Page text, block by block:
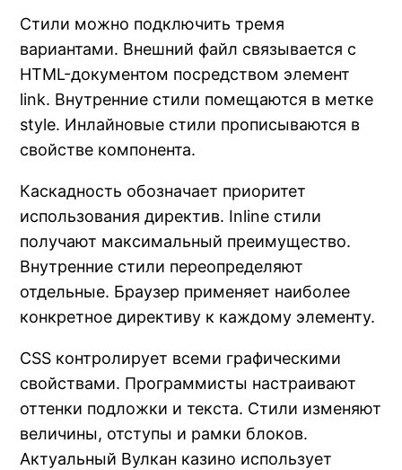
Стили можно подключить тремя
вариантами. Внешний файл связывается с
HTML-документом посредством элемент
link. Внутренние стили помещаются в метке
style. Инлайновые стили прописываются в
свойстве компонента.
Каскадность обозначает приоритет
использования директив. Inline стили
получают максимальный преимущество.
Внутренние стили переопределяют
отдельные. Браузер применяет наиболее
конкретное директиву к каждому элементу.
CSS контролирует всеми графическими
свойствами. Программисты настраивают
оттенки подложки и текста. Стили изменяют
величины, отступы и рамки блоков.
Актуальный Вулкан казино использует